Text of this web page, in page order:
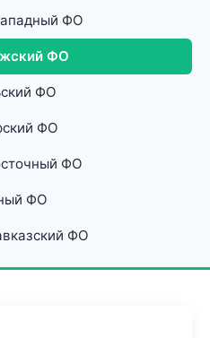
ФО
ФО
ФО
ФО
ФО
ФО
ФО